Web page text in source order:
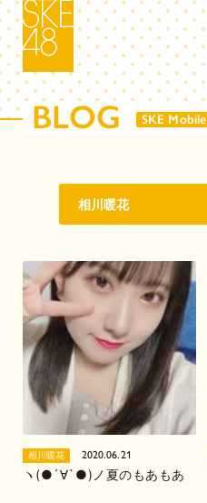
BLOG SKE Mobile
相川暖花 2020.06.21
ヽ(●´∀`●)ノ夏のもあもあ